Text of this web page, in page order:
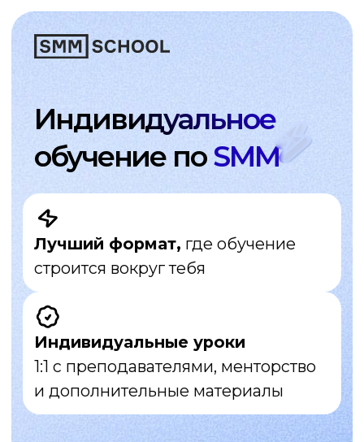
Индивидуальное
обучение поSMM
Лучший формат,
строится вокруг тебя
Индивидуальные уроки
1:1 с преподавателями, менторство
и дополнительные материалы